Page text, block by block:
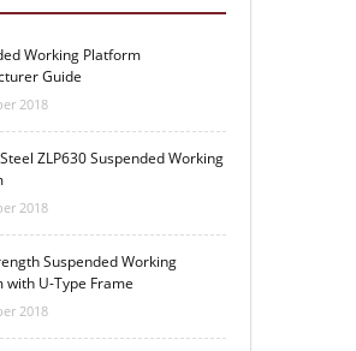
Working Platform
Guide
2018
ZLP630 Suspended Working
2018
Suspended Working
with U-Type Frame
2018